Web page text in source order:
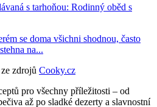
s tarhoňou: Rodinný oběd s
se doma všichni shodnou, často
na...
zdrojů Cooky.cz
pro všechny příležitosti – od
až po sladké dezerty a slavnostní